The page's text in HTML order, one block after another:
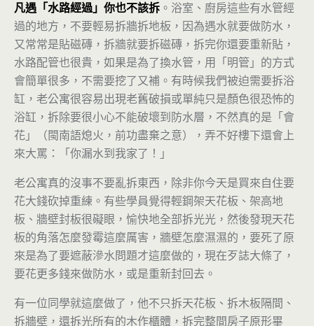
凡遇「水路經過」你也不該拆 。浴室、廚房這些有水管經
過的地方，不要輕易拆牆拆地板，因為遇水就要做防水，
又常常是貼磁磚，拆牆就要拆磁磚，拆完你還要重新貼，
水路配管也很貴，如果是為了換水管，用「明管」的方式
會簡單很多，不需要挖了又補。有時候我們被迫需要拆浴
缸，老公寓很容易出現老舊破損或單純只是顏色很恐怖的
浴缸，拆除要很小心不能破壞到防水層，不然真的是「會
花」（閩南語熄火，前功盡棄之意），弄不好樓下還會上
來大罵：「你漏水到我家了！」
老公寓真的沒事不要亂拆東西，除非你今天是買來自住要
花大錢砍掉重練。有些學員覺得輕鋼架天花板、架高地
板、牆壁封板很礙眼，愉快地全部拆光光，然後發現天花
板的角落怎麼發霉這麼厲害，牆壁怎麼濕濕的，要死了原
來是為了要遮蔽滲水問題才這麼做的，現在歹誌大條了，
要花更多錢來做防水，或是重新封回去。
有一位同學就這麼做了，他不只拆天花板、拆木板隔間、
拆牆壁，還拆光所有的木作櫃體，拆完整間房子原形畢